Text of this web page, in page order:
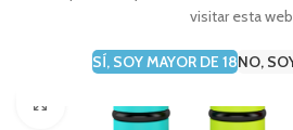
visitar esta
SÍ, SOY MAYOR DE 18NO,
Haga Click para agrandar